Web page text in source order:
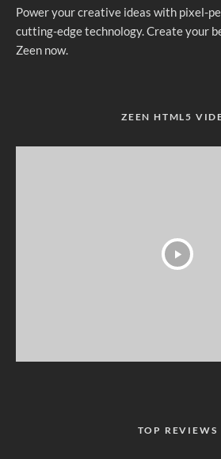
Power your creative ideas with pixel-
cutting-edge technology. Create your
Zeen now.
ZEEN HTML5
TOP REVIEWS